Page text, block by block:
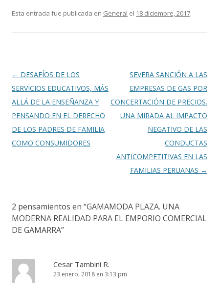
e
k
itt m
r
Esta entrada fue publicada en General el 18 diciembre, 2017.
Navegación
de
entradas
← DESAFÍOS DE LOS
SERVICIOS EDUCATIVOS, MÁS
ALLÁ DE LA ENSEÑANZA Y
PENSANDO EN EL DERECHO
DE LOS PADRES DE FAMILIA
COMO CONSUMIDORES
SEVERA SANCIÓN A LAS
EMPRESAS DE GAS POR
CONCERTACIÓN DE PRECIOS.
UNA MIRADA AL IMPACTO
NEGATIVO DE LAS
CONDUCTAS
ANTICOMPETITIVAS EN LAS
FAMILIAS PERUANAS →
2 pensamientos en “GAMAMODA PLAZA. UNA
MODERNA REALIDAD PARA EL EMPORIO COMERCIAL
DE GAMARRA”
Cesar Tambini R.
23 enero, 2018 en 3:13 pm